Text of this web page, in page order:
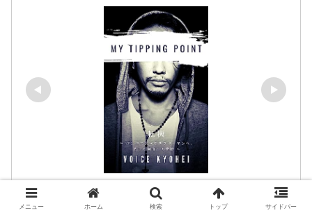
メニュー ホーム 検索 トップ サイドバー